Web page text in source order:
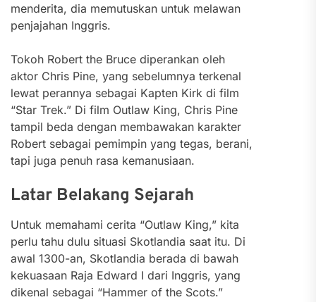
menderita, dia memutuskan untuk melawan
penjajahan Inggris.
Tokoh Robert the Bruce diperankan oleh
aktor Chris Pine, yang sebelumnya terkenal
lewat perannya sebagai Kapten Kirk di film
“Star Trek.” Di film Outlaw King, Chris Pine
tampil beda dengan membawakan karakter
Robert sebagai pemimpin yang tegas, berani,
tapi juga penuh rasa kemanusiaan.
Latar Belakang Sejarah
Untuk memahami cerita “Outlaw King,” kita
perlu tahu dulu situasi Skotlandia saat itu. Di
awal 1300-an, Skotlandia berada di bawah
kekuasaan Raja Edward I dari Inggris, yang
dikenal sebagai “Hammer of the Scots.”